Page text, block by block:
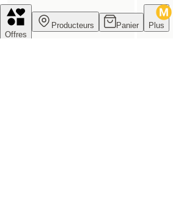
Offres
Producteurs Panier Plus